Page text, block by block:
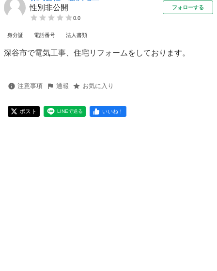
性別非公開
0.0
フォローする
身分証 電話番号 法人書類
深谷市で電気工事、住宅リフォームをしております。
注意事項 通報 お気に入り
ポスト LINEで送る いいね！